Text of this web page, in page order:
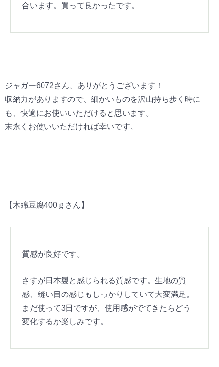
合います。買って良かったです。
ジャガー6072さん、ありがとうございます！
収納力がありますので、細かいものを沢山持ち歩く時に
も、快適にお使いいただけると思います。
末永くお使いいただければ幸いです。
【木綿豆腐400ｇさん】
質感が良好です。
さすが日本製と感じられる質感です。生地の質
感、縫い目の感じもしっかりしていて大変満足。
まだ使って3日ですが、使用感がでてきたらどう
変化するか楽しみです。